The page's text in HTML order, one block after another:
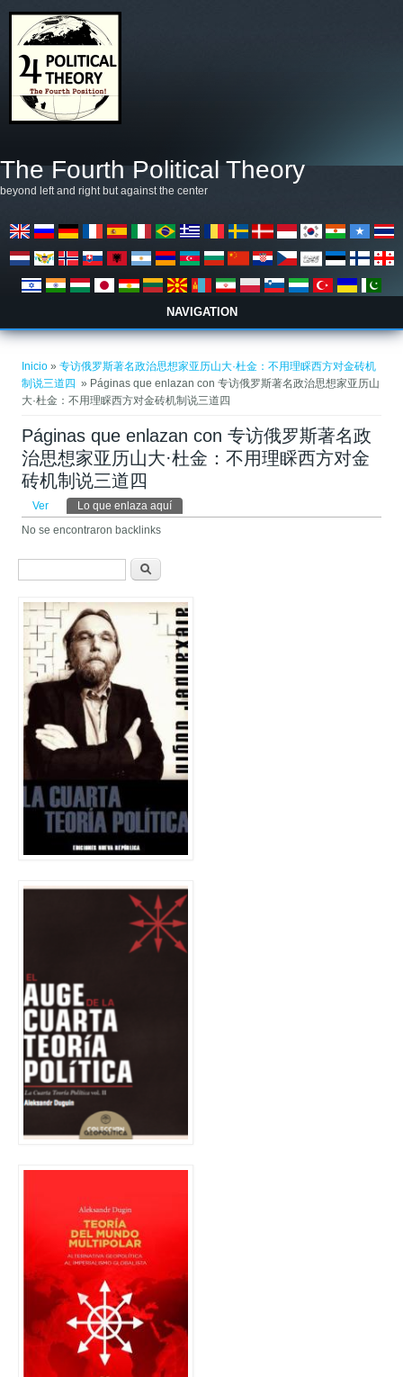
The Fourth Political Theory
beyond left and right but against the center
NAVIGATION
Inicio »专访俄罗斯著名政治思想家亚历山大·杜金：不用理睬西方对金砖机
制说三道四 ​ » Páginas que enlazan con 专访俄罗斯著名政治思想家亚历山
大·杜金：不用理睬西方对金砖机制说三道四 ​
Páginas que enlazan con 专访俄罗斯著名政
治思想家亚历山大·杜金：不用理睬西方对金
砖机制说三道四 ​
Solapas principales
Ver Lo que enlaza aquí
No se encontraron backlinks
Formulario de búsqueda